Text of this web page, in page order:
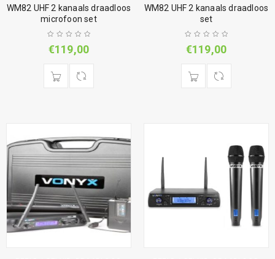
WM82 UHF 2 kanaals draadloos
microfoon set
€119,00
WM82 UHF 2 kanaals draadloos
set
€119,00